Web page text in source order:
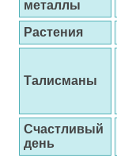
металлы
Растения
Талисманы
Счастливый
день